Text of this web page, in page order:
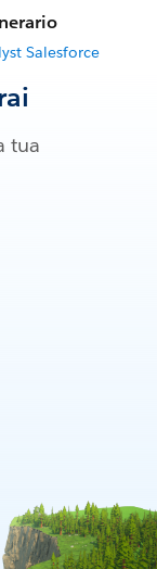
Salesforce
tua